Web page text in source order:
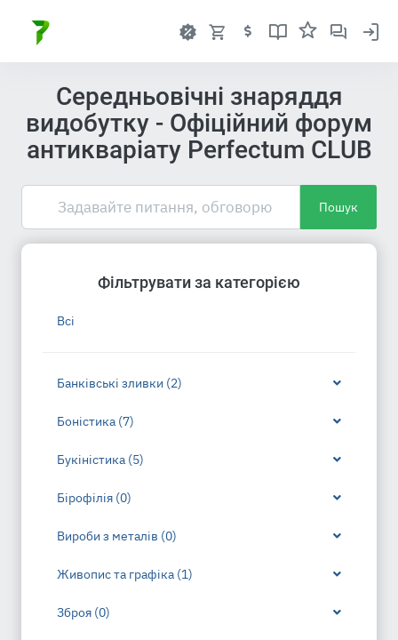
Середньовічні знаряддя
видобутку - Офіційний форум
антикваріату Perfectum CLUB
Пошук
Фільтрувати за категорією
Всі
Банківські зливки (2)
Боністика (7)
Букіністика (5)
Бірофілія (0)
Вироби з металів (0)
Живопис та графіка (1)
Зброя (0)